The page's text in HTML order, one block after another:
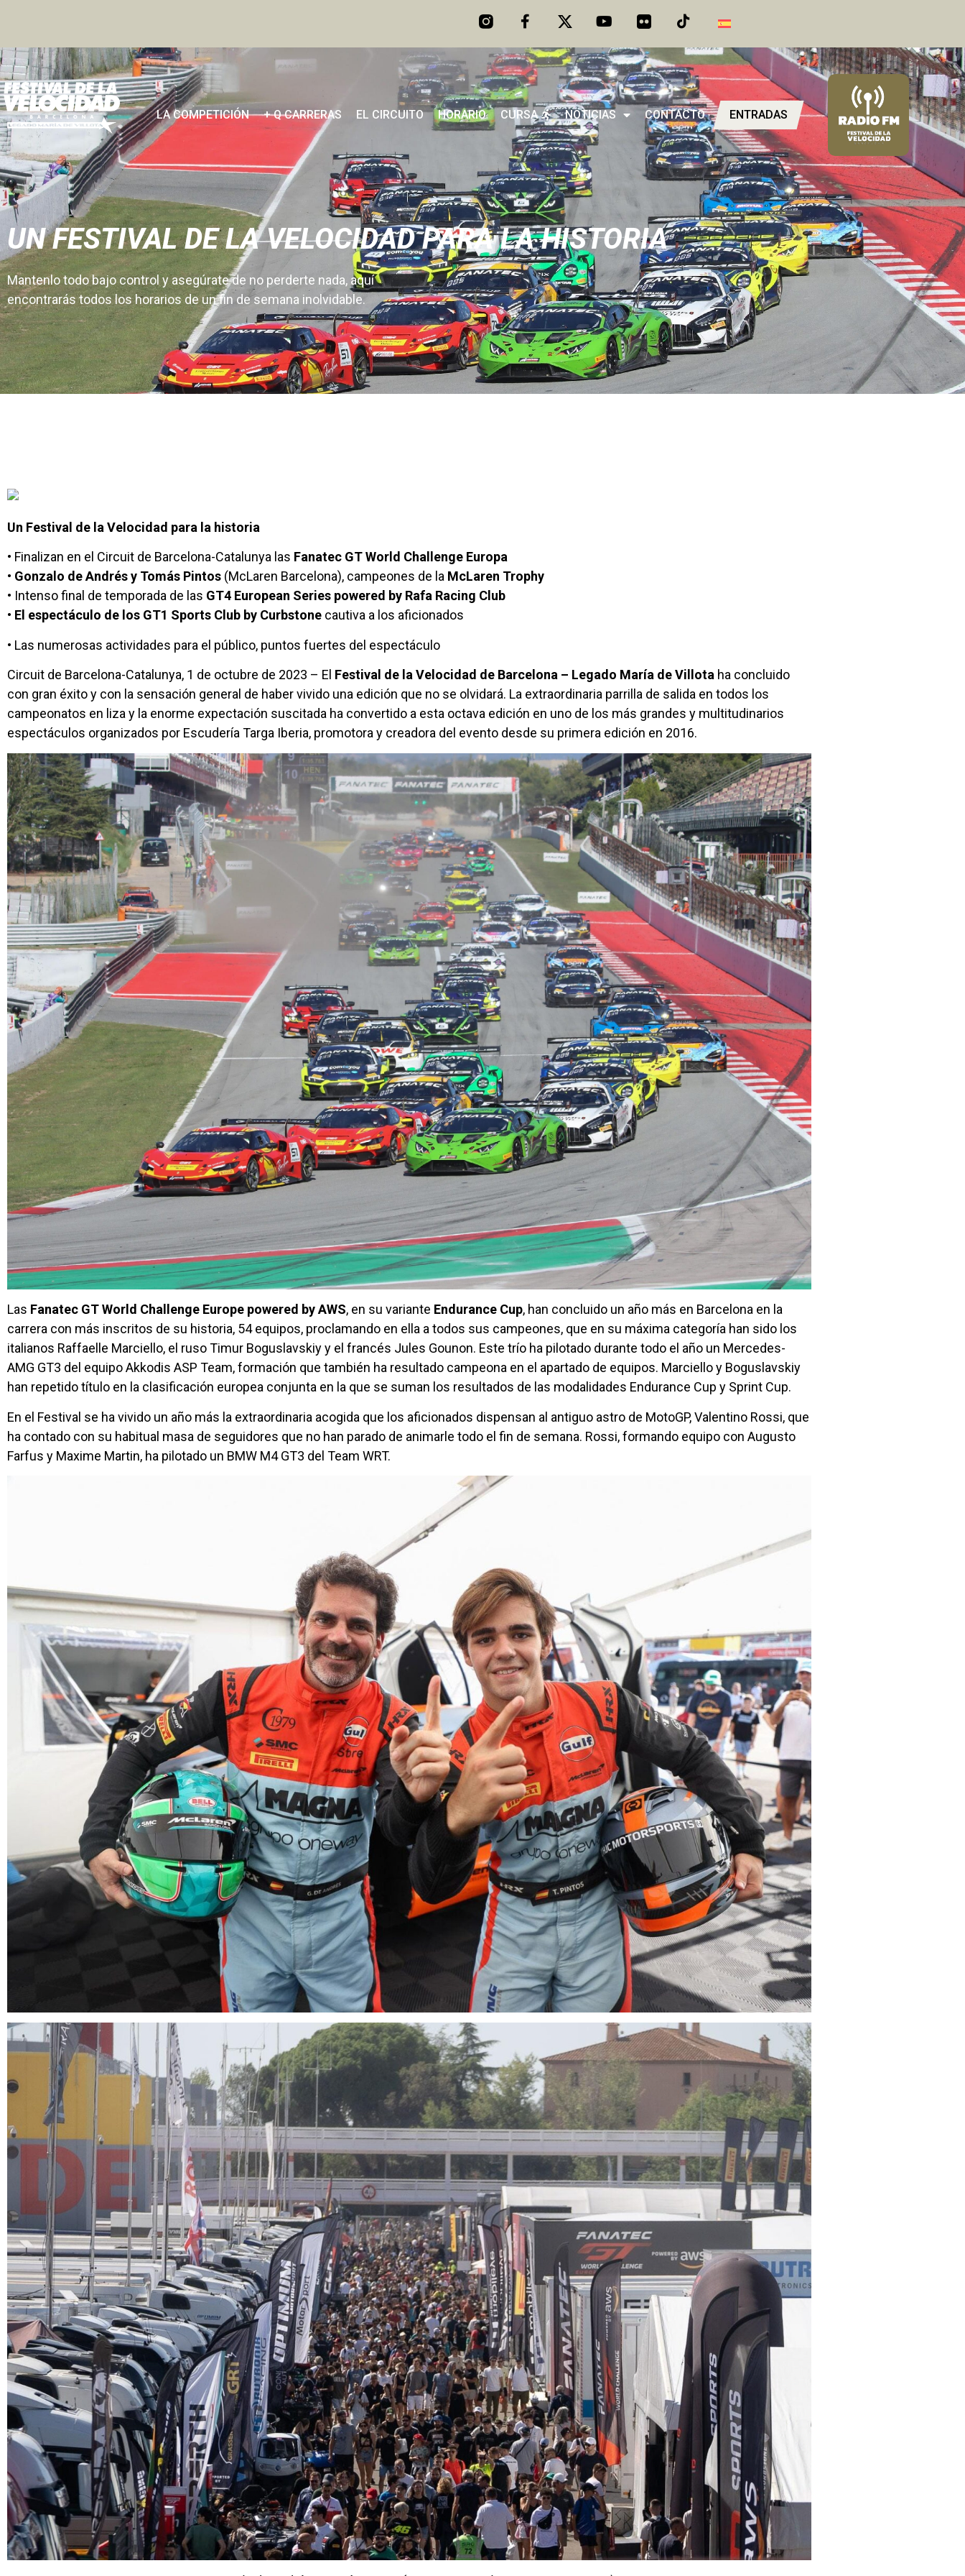
LA COMPETICIÓN + Q CARRERAS EL CIRCUITO HORARIO CURSA NOTICIAS CONTACTO ENTRADAS
UN FESTIVAL DE LA VELOCIDAD PARA LA HISTORIA
Mantenlo todo bajo control y asegúrate de no perderte nada, aquí
encontrarás todos los horarios de un fin de semana inolvidable.
Un Festival de la Velocidad para la historia
• Finalizan en el Circuit de Barcelona-Catalunya las Fanatec GT World Challenge Europa
• Gonzalo de Andrés y Tomás Pintos (McLaren Barcelona), campeones de la McLaren Trophy
• Intenso final de temporada de las GT4 European Series powered by Rafa Racing Club
• El espectáculo de los GT1 Sports Club by Curbstone cautiva a los aficionados
• Las numerosas actividades para el público, puntos fuertes del espectáculo
Circuit de Barcelona-Catalunya, 1 de octubre de 2023 – El Festival de la Velocidad de Barcelona – Legado María de Villota ha concluido
con gran éxito y con la sensación general de haber vivido una edición que no se olvidará. La extraordinaria parrilla de salida en todos los
campeonatos en liza y la enorme expectación suscitada ha convertido a esta octava edición en uno de los más grandes y multitudinarios
espectáculos organizados por Escudería Targa Iberia, promotora y creadora del evento desde su primera edición en 2016.
Las Fanatec GT World Challenge Europe powered by AWS, en su variante Endurance Cup, han concluido un año más en Barcelona en la
carrera con más inscritos de su historia, 54 equipos, proclamando en ella a todos sus campeones, que en su máxima categoría han sido los
italianos Raffaelle Marciello, el ruso Timur Boguslavskiy y el francés Jules Gounon. Este trío ha pilotado durante todo el año un Mercedes-
AMG GT3 del equipo Akkodis ASP Team, formación que también ha resultado campeona en el apartado de equipos. Marciello y Boguslavskiy
han repetido título en la clasificación europea conjunta en la que se suman los resultados de las modalidades Endurance Cup y Sprint Cup.
En el Festival se ha vivido un año más la extraordinaria acogida que los aficionados dispensan al antiguo astro de MotoGP, Valentino Rossi, que
ha contado con su habitual masa de seguidores que no han parado de animarle todo el fin de semana. Rossi, formando equipo con Augusto
Farfus y Maxime Martin, ha pilotado un BMW M4 GT3 del Team WRT.